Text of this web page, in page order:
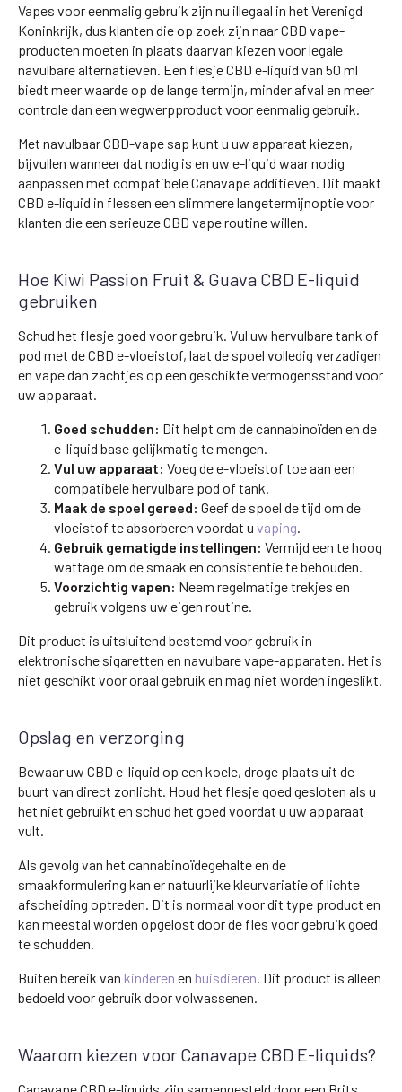
Vapes voor eenmalig gebruik zijn nu illegaal in het Verenigd
Koninkrijk, dus klanten die op zoek zijn naar CBD vape-
producten moeten in plaats daarvan kiezen voor legale
navulbare alternatieven. Een flesje CBD e-liquid van 50 ml
biedt meer waarde op de lange termijn, minder afval en meer
controle dan een wegwerpproduct voor eenmalig gebruik.
Met navulbaar CBD-vape sap kunt u uw apparaat kiezen,
bijvullen wanneer dat nodig is en uw e-liquid waar nodig
aanpassen met compatibele Canavape additieven. Dit maakt
CBD e-liquid in flessen een slimmere langetermijnoptie voor
klanten die een serieuze CBD vape routine willen.
Hoe Kiwi Passion Fruit & Guava CBD E-liquid
gebruiken
Schud het flesje goed voor gebruik. Vul uw hervulbare tank of
pod met de CBD e-vloeistof, laat de spoel volledig verzadigen
en vape dan zachtjes op een geschikte vermogensstand voor
uw apparaat.
Goed schudden: Dit helpt om de cannabinoïden en de
e-liquid base gelijkmatig te mengen.
Vul uw apparaat: Voeg de e-vloeistof toe aan een
compatibele hervulbare pod of tank.
Maak de spoel gereed: Geef de spoel de tijd om de
vloeistof te absorberen voordat u vaping
Gebruik gematigde instellingen: Vermijd een te hoog
wattage om de smaak en consistentie te behouden.
Voorzichtig vapen: Neem regelmatige trekjes en
gebruik volgens uw eigen routine.
Dit product is uitsluitend bestemd voor gebruik in
elektronische sigaretten en navulbare vape-apparaten. Het is
niet geschikt voor oraal gebruik en mag niet worden ingeslikt.
Opslag en verzorging
Bewaar uw CBD e-liquid op een koele, droge plaats uit de
buurt van direct zonlicht. Houd het flesje goed gesloten als u
het niet gebruikt en schud het goed voordat u uw apparaat
vult.
Als gevolg van het cannabinoïdegehalte en de
smaakformulering kan er natuurlijke kleurvariatie of lichte
afscheiding optreden. Dit is normaal voor dit type product en
kan meestal worden opgelost door de fles voor gebruik goed
te schudden.
Buiten bereik van kinderen en huisdieren . Dit product is alleen
bedoeld voor gebruik door volwassenen.
Waarom kiezen voor Canavape CBD E-liquids?
Canavape CBD e-liquids zijn samengesteld door een Brits